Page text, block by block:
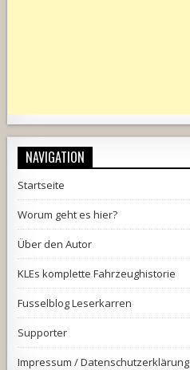
NAVIGATION
Startseite
Worum geht es hier?
Über den Autor
KLEs komplette Fahrzeughistorie
Fusselblog Leserkarren
Supporter
Impressum / Datenschutzerklärung